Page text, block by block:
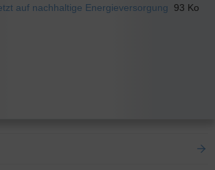
auf nachhaltige Energieversorgung 93 Ko